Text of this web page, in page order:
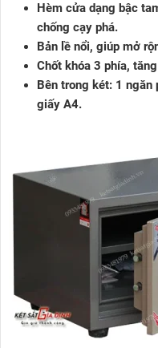
Hèm cửa dạng bậc
chống cạy phá.
Bản lề nổi, giúp mở
Chốt khóa 3 phía,
Bên trong két: 1
giấy A4.